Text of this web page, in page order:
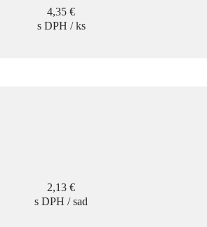
Cena
4,35 €
s DPH / ks
Cena
2,13 €
s DPH / sad